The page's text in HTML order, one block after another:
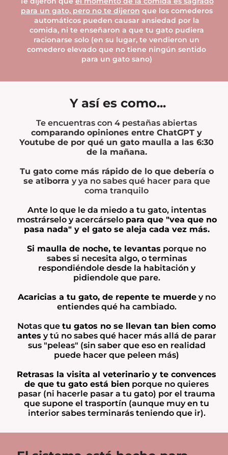
para un gato, pero no te dijeron que los comederos
automáticos pueden causar ansiedad por la
comida, ni te enseñaron a que tu gato pudiera
racionarse solo (en su lugar, te vendieron un
comedero elevado que no tiene ningún sentido
para un gato sano)
Y así es como...
Te encuentras con 4 pestañas abiertas
comparando opiniones entre ChatGPT y
Youtube de por qué un gato maulla a las 6:30
de la mañana.
Tu gato come más rápido de lo que debería o
se atiborra y ya no sabes qué hacer para que
coma tranquilo
Ante lo que le da miedo a tu gato, intentas
mostrárselo y acercárselo para que "vea que no
pasa nada" y el gato se aleja cada vez más.
Si maulla de noche, te levantas porque no
sabes si necesita algo, o terminas
respondiéndole desde la habitación y
pidiendole que pare.
Acaricias a tu gato, de repente te muerdey no
entiendes qué ha cambiado.
Notas que tu gatos no se llevan tan bien como
antes y tú no sabes qué hacer más allá de parar
sus "peleas" (sin saber que eso en realidad
puede hacer que peleen más)
Retrasas la visita al veterinario y te convences
de que tu gato está bien porque no quieres
pasar (ni hacerle pasar a tu gato) por el trauma
que supone el trasportín (aunque muy en tu
interior sabes terminarás teniendo que ir).